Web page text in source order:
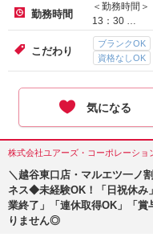
勤務時間
＜勤務時間
13：30 …
こだわり
ブランクOK
資格なしOK
気になる
株式会社ユアーズ・コーポレーシ
＼越谷東口店・マルエツ一ノ
ネス◆未経験OK！「日祝休み
業終了」「連休取得OK」「賞
りません◎